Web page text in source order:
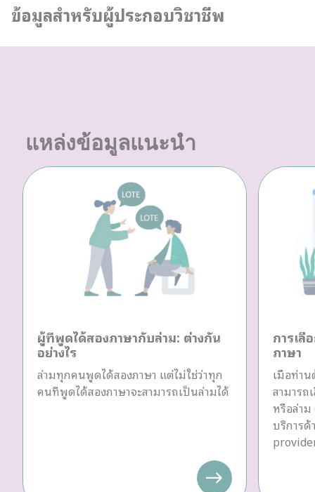
ข้อมูลสำหรับผู้ประกอบวิชาชีพ
แหล่งข้อมูลแนะนำ
ผู้ที่พูดได้สองภาษากับล่าม: ต่างกัน
อย่างไร
ล่ามทุกคนพูดได้สองภาษา แต่ไม่ใช่ว่าทุก
คนที่พูดได้สองภาษาจะสามารถเป็นล่ามได้
การเ
ภาษา
เมื่อท่า
สามาร
หรือล่า
บริการ